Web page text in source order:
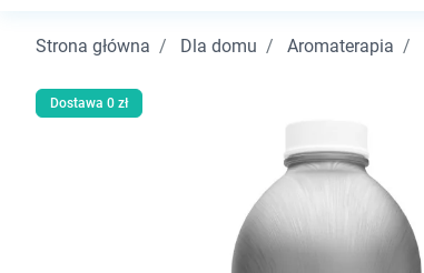
Strona główna Dla domu Aromaterapia
Dostawa 0 zł